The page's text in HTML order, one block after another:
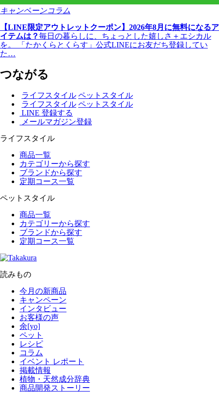
キャンペーンコラム
【LINE限定アウトレットクーポン】2026年8月に無料になるア
イテムは？毎日の暮らしに、ちょっとした嬉しさ＋エシカル
を。 「たかくらとくらす」公式LINEにお友だち登録してい
た…
つながる
ライフスタイル ペットスタイル
ライフスタイル ペットスタイル
LINE 登録する
メールマガジン登録
ライフスタイル
商品一覧
カテゴリーから探す
ブランドから探す
定期コース一覧
ペットスタイル
商品一覧
カテゴリーから探す
ブランドから探す
定期コース一覧
読みもの
今月の新商品
キャンペーン
インタビュー
お客様の声
余[yo]
ペット
レシピ
コラム
イベント レポート
掲載情報
植物・天然成分辞典
商品開発ストーリー